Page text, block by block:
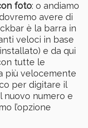
foto: o andiamo
avere di
è la barra in
veloci in base
e da qui
tutte le
più velocemente
per digitare il
nuovo numero e
l’opzione